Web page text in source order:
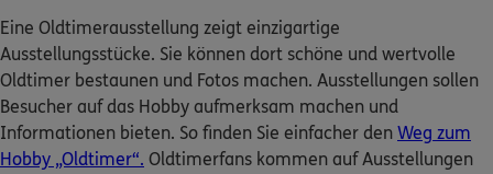
Eine Oldtimerausstellung zeigt einzigartige
Ausstellungsstücke. Sie können dort schöne und wertvolle
Oldtimer bestaunen und Fotos machen. Ausstellungen sollen
Besucher auf das Hobby aufmerksam machen und
Informationen bieten. So finden Sie einfacher den Weg zum
Hobby „Oldtimer“. Oldtimerfans kommen auf Ausstellungen